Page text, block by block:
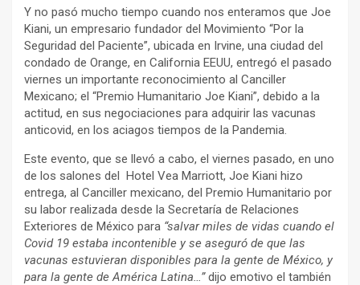
Y no pasó mucho tiempo cuando nos enteramos que Joe
Kiani, un empresario fundador del Movimiento “Por la
Seguridad del Paciente”, ubicada en Irvine, una ciudad del
condado de Orange, en California EEUU, entregó el pasado
viernes un importante reconocimiento al Canciller
Mexicano; el “Premio Humanitario Joe Kiani”, debido a la
actitud, en sus negociaciones para adquirir las vacunas
anticovid, en los aciagos tiempos de la Pandemia.
Este evento, que se llevó a cabo, el viernes pasado, en uno
de los salones del Hotel Vea Marriott, Joe Kiani hizo
entrega, al Canciller mexicano, del Premio Humanitario por
su labor realizada desde la Secretaría de Relaciones
Exteriores de México para “salvar miles de vidas cuando el
Covid 19 estaba incontenible y se aseguró de que las
vacunas estuvieran disponibles para la gente de México, y
para la gente de América Latina…”dijo emotivo el también